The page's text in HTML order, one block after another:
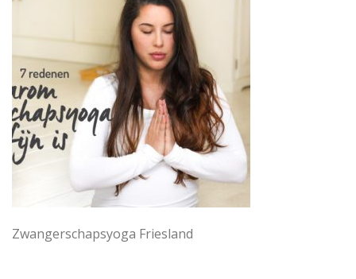
Zwangerschapsyoga Friesland